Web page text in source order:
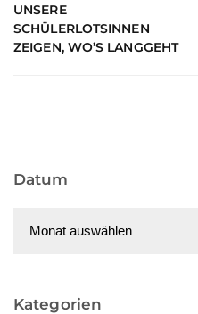
UNSERE
SCHÜLERLOTSINNEN
ZEIGEN, WO’S LANGGEHT
Datum
Kategorien